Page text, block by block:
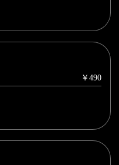
￥490